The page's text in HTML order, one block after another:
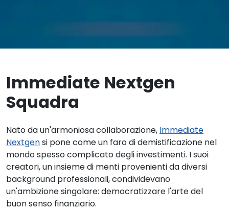
Immediate Nextgen
Squadra
Nato da un'armoniosa collaborazione, Immediate
Nextgensi pone come un faro di demistificazione nel
mondo spesso complicato degli investimenti. I suoi
creatori, un insieme di menti provenienti da diversi
background professionali, condividevano
un'ambizione singolare: democratizzare l'arte del
buon senso finanziario.